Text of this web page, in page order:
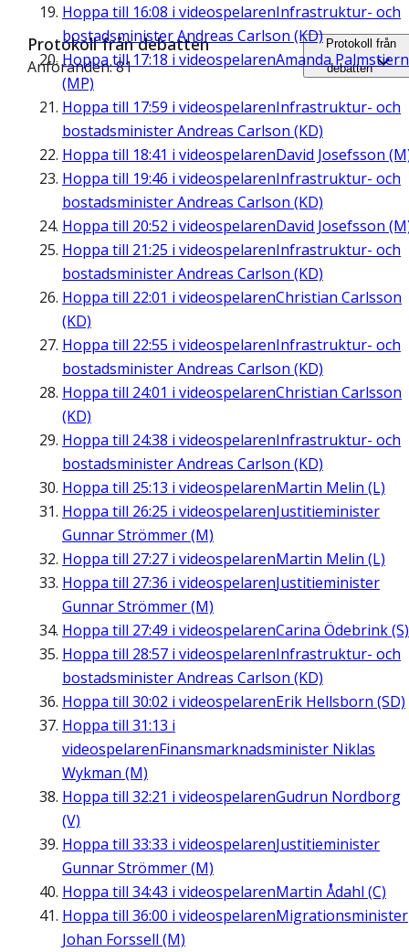
Hoppa till 16:08 i videospelarenInfrastruktur- och
bostadsminister Andreas Carlson (KD)
Hoppa till 17:18 i videospelarenAmanda
(MP)
Hoppa till 17:59 i videospelarenInfrastruktur- och
bostadsminister Andreas Carlson (KD)
Hoppa till 18:41 i videospelarenDavid Josefsson
Hoppa till 19:46 i videospelarenInfrastruktur- och
bostadsminister Andreas Carlson (KD)
Hoppa till 20:52 i videospelarenDavid Josefsson
Hoppa till 21:25 i videospelarenInfrastruktur- och
bostadsminister Andreas Carlson (KD)
Hoppa till 22:01 i videospelarenChristian Carlsson
(KD)
Hoppa till 22:55 i videospelarenInfrastruktur- och
bostadsminister Andreas Carlson (KD)
Hoppa till 24:01 i videospelarenChristian Carlsson
(KD)
Hoppa till 24:38 i videospelarenInfrastruktur- och
bostadsminister Andreas Carlson (KD)
Hoppa till 25:13 i videospelarenMartin Melin (L)
Hoppa till 26:25 i videospelarenJustitieminister
Gunnar Strömmer (M)
Hoppa till 27:27 i videospelarenMartin Melin (L)
Hoppa till 27:36 i videospelarenJustitieminister
Gunnar Strömmer (M)
Hoppa till 27:49 i videospelarenCarina Ödebrink (S)
Hoppa till 28:57 i videospelarenInfrastruktur- och
bostadsminister Andreas Carlson (KD)
Hoppa till 30:02 i videospelarenErik Hellsborn (SD)
Hoppa till 31:13 i
videospelarenFinansmarknadsminister Niklas
Wykman (M)
Hoppa till 32:21 i videospelarenGudrun Nordborg
(V)
Hoppa till 33:33 i videospelarenJustitieminister
Gunnar Strömmer (M)
Hoppa till 34:43 i videospelarenMartin Ådahl (C)
Hoppa till 36:00 i videospelarenMigrationsminister
Johan Forssell (M)
Protokoll från debatten
Anföranden: 81
Protokoll från
debatten